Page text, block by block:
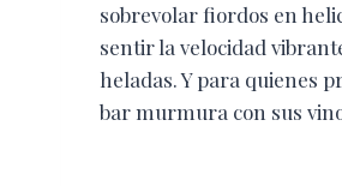
sobrevolar fiordos en
sentir la velocidad
heladas. Y para quienes
bar murmura con sus